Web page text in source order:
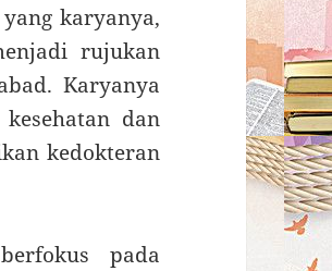
karyanya,
rujukan
Karyanya
dan
kedokteran
pada